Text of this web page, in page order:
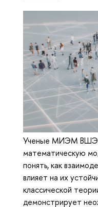
Ученые МИЭМ ВШЭ
математическую
понять, как
влияет на их
классической
демонстрирует